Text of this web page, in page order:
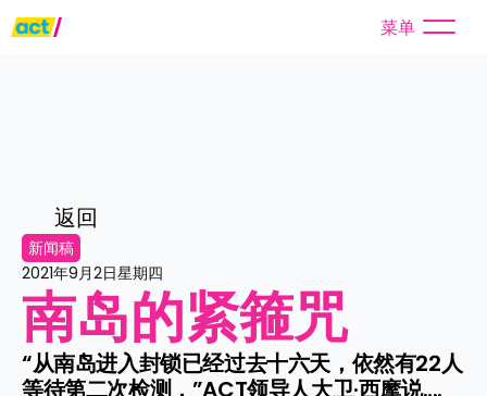
菜单
返回
新闻稿
2021年9月2日星期四
南岛的紧箍咒
“从南岛进入封锁已经过去十六天，依然有22人
等待第二次检测，”ACT领导人大卫·西摩说....